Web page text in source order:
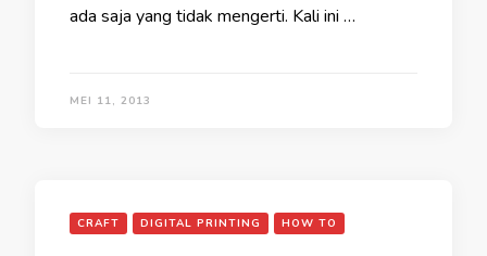
ada saja yang tidak mengerti. Kali ini …
MEI 11, 2013
CRAFT DIGITAL PRINTING HOW TO